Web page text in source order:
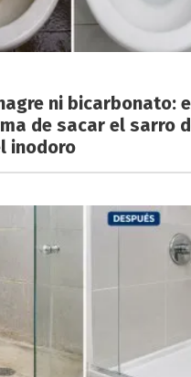
ni bicarbonato:
de sacar el sarro
inodoro